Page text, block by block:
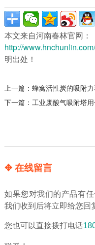
本文来自河南春林官网：
http://
明出处！
上一篇： 蜂窝活性炭的吸附
下一篇： 工业废酸气吸附塔
✥ 在线留言
如果您对我们的产品有
我们收到后将立即给您回
您也可以直接拨打电话